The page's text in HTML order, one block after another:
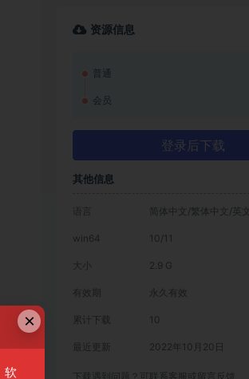
资源信息
普通
会员
登录后下载
其他信息
语言 简体中文/繁体中文/英文
win64 10/11
大小 2.9 G
有效期 永久有效
累计下载 10
最近更新 2022年10月20日
下载遇到问题？可联系客服或留言反馈
×
软